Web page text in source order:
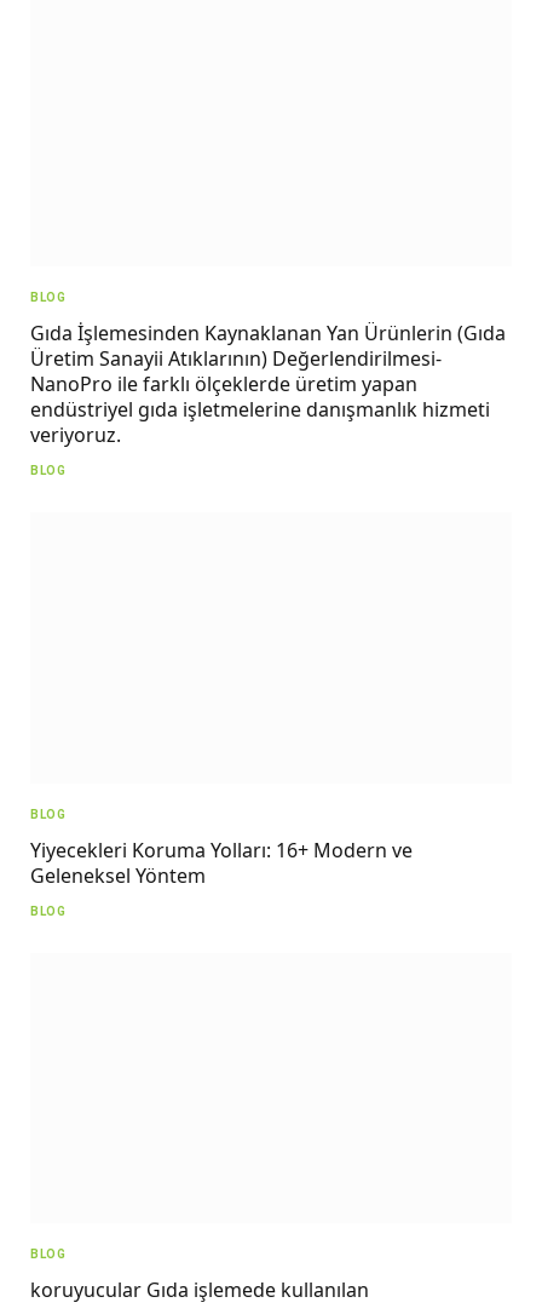
BLOG
Gıda İşlemesinden Kaynaklanan Yan Ürünlerin (Gıda
Üretim Sanayii Atıklarının) Değerlendirilmesi-
NanoPro ile farklı ölçeklerde üretim yapan
endüstriyel gıda işletmelerine danışmanlık hizmeti
veriyoruz.
BLOG
BLOG
Yiyecekleri Koruma Yolları: 16+ Modern ve
Geleneksel Yöntem
BLOG
BLOG
koruyucular Gıda işlemede kullanılan